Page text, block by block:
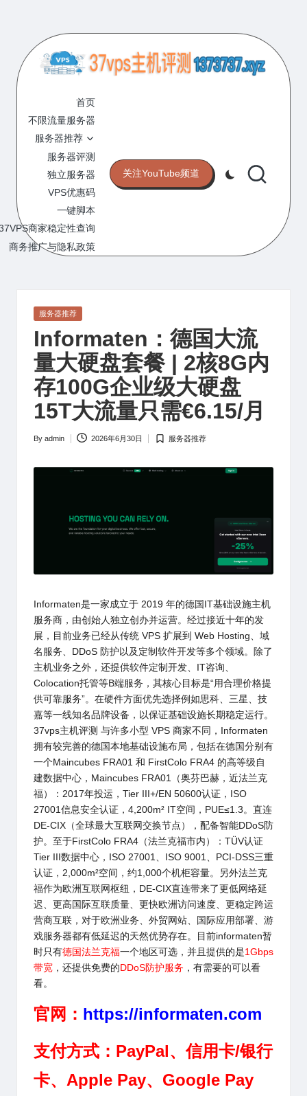
content
7
V
P
S
主
机
评
的
VPS
网
站
首页
不限流量服务器
服务器推荐
服务器评测
独立服务器
VPS优惠码
一键脚本
商家稳定性查询
商务推广与隐私政策
关注YouTube频道
Posted
服务器推荐
Informaten：德国大流
量大硬盘套餐 | 2核8G内
存100G企业级大硬盘
15T大流量只需€6.15/月
Posted
By admin 2026年6月30日
Posted
服务器推荐
Informaten是一家成立于 2019 年的德国IT基础设施主机
服务商，由创始人独立创办并运营。经过接近十年的发
展，目前业务已经从传统 VPS 扩展到 Web Hosting、域
名服务、DDoS 防护以及定制软件开发等多个领域。
除了
主机业务之外，还提供软件定制开发、IT咨询、
Colocation托管等B端服务， 其核心目标是“用合理价格提
供可靠服务”。在硬件方面优先选择例如思科、三星、技
嘉等一线知名品牌设备，以保证基础设施长期稳定运行。
37vps主机评测 与许多小型 VPS 商家不同，
Informaten
拥有较完善的德国本地基础设施布局，包括在德国分别有
一个Maincubes FRA01 和 FirstColo FRA4 的高等级自
建数据中心， Maincubes FRA01
（奥芬巴赫，近法兰克
福）：2017年投运， Tier III+/EN 50600认证 ，ISO
27001信息安全认证 ，4,200m² IT空间，PUE≤1.3 。直连
DE-CIX （全球最大互联网交换节点），配备智能DDoS防
护 。至于FirstColo FRA4 （法兰克福市内）：TÜV认证
Tier III数据中心 ，ISO 27001、ISO 9001、PCI-DSS三重
认证 ，2,000m²空间，约1,000个机柜容量。另外法兰克
福作为欧洲互联网枢纽，DE-CIX直连带来了 更低网络延
迟、更高国际互联质量、更快欧洲访问速度、更稳定跨运
营商互联，对于欧洲业务、外贸网站、国际应用部署、游
戏服务器都有低延迟的天然优势存在。目前informaten暂
时只有德国法兰克福一个地区可选，并且提供的是1Gbps
带宽 ，还提供免费的 DDoS防护服务 ，有需要的可以看
看。
官网： https://informaten.com
支付方式：PayPal、信用卡/银行
卡、Apple Pay、Google Pay